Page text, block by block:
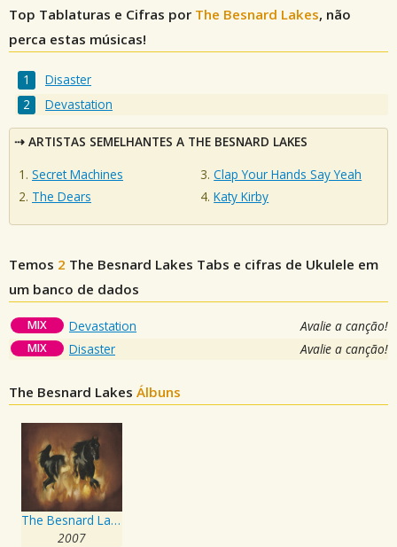
Top Tablaturas e Cifras por The Besnard Lakes, não
perca estas músicas!
Disaster
Devastation
ARTISTAS SEMELHANTES A THE BESNARD LAKES
Secret Machines
The Dears
Clap Your Hands Say Yeah
Katy Kirby
Temos 2 The Besnard Lakes Tabs e cifras de Ukulele em
um banco de dados
MIX Devastation Avalie a canção!
MIX Disaster Avalie a canção!
The Besnard Lakes Álbuns
The Besnard Lakes Are The Dark Horse
2007